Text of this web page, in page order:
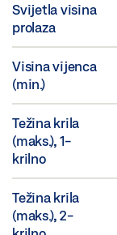
Svijetla visina
prolaza
Visina vijenca
(min.)
Težina krila
(maks.), 1-
krilno
Težina krila
(maks.), 2-